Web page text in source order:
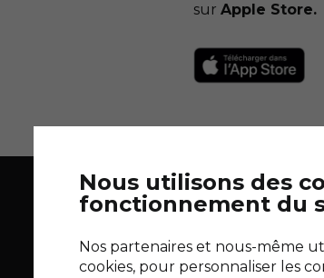
sur Apple Store.
Découvrez
Découvrir
Nous utilisons des
fonctionnement du
Nos partenaires et nous-même
cookies, pour personnaliser les